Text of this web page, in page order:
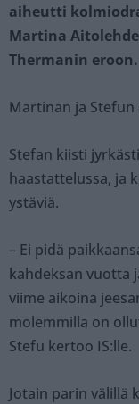
aiheutti
Martina
Thermanin eroon.
Martinan ja
Stefan kiisti
haastattelussa, ja
ystäviä.
– Ei pidä
kahdeksan vuotta
viime aikoina
molemmilla on
Stefu kertoo IS:lle.
Jotain parin välillä